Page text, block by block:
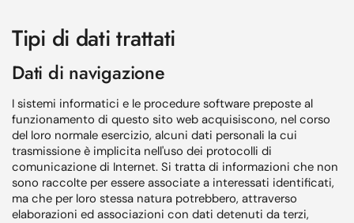
Tipi di dati trattati
Dati di navigazione
I sistemi informatici e le procedure software preposte al
funzionamento di questo sito web acquisiscono, nel corso
del loro normale esercizio, alcuni dati personali la cui
trasmissione è implicita nell'uso dei protocolli di
comunicazione di Internet. Si tratta di informazioni che non
sono raccolte per essere associate a interessati identificati,
ma che per loro stessa natura potrebbero, attraverso
elaborazioni ed associazioni con dati detenuti da terzi,